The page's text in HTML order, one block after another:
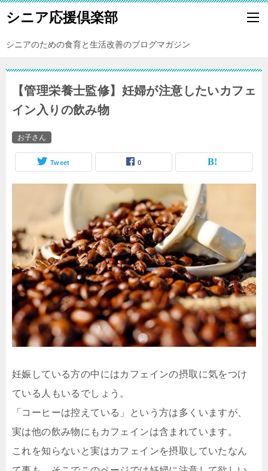
シニア応援倶楽部
シニアのための食育と生活改善のブログマガジン
【管理栄養士監修】妊婦が注意したいカフェ
イン入りの飲み物
お子さん
Tweet 0
妊娠している方の中にはカフェインの摂取に気をつけ
ている人もいるでしょう。
「コーヒーは控えている」という方は多くいますが、
実は他の飲み物にもカフェインは含まれています。
これを知らないと実はカフェインを摂取していたなん